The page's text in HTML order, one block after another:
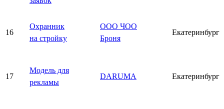
16
Охранник
на стройку
ООО ЧОО
Броня
Екатеринбург
17
Модель для
рекламы
DARUMA Екатеринбург